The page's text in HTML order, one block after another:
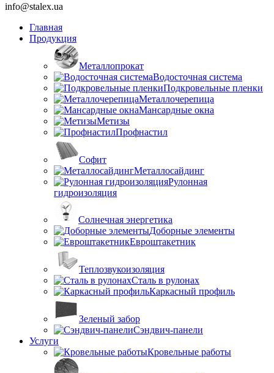
info@stalex.ua
Главная
Продукция
Металлопрокат
Водосточная система
Подкровельные пленки
Металлочерепица
Мансардные окна
Метизы
Профнастил
Софит
Металлосайдинг
Рулонная
гидроизоляция
Солнечная энергетика
Доборные элементы
Евроштакетник
Теплозвукоизоляция
Сталь в рулонах
Каркасный профиль
Зеленый забор
Сэндвич-панели
Услуги
Кровельные работы